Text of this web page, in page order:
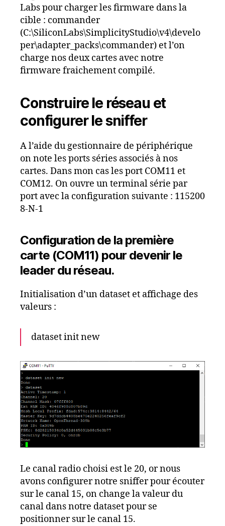
Labs pour charger les firmware dans la
cible : commander
(C:\SiliconLabs\SimplicityStudio\v4\develo
per\adapter_packs\commander) et l’on
charge nos deux cartes avec notre
firmware fraichement compilé.
Construire le réseau et
configurer le sniffer
A l’aide du gestionnaire de périphérique
on note les ports séries associés à nos
cartes. Dans mon cas les port COM11 et
COM12. On ouvre un terminal série par
port avec la configuration suivante : 115200
8-N-1
Configuration de la première
carte (COM11) pour devenir le
leader du réseau.
Initialisation d’un dataset et affichage des
valeurs :
dataset init new
Le canal radio choisi est le 20, or nous
avons configurer notre sniffer pour écouter
sur le canal 15, on change la valeur du
canal dans notre dataset pour se
positionner sur le canal 15.